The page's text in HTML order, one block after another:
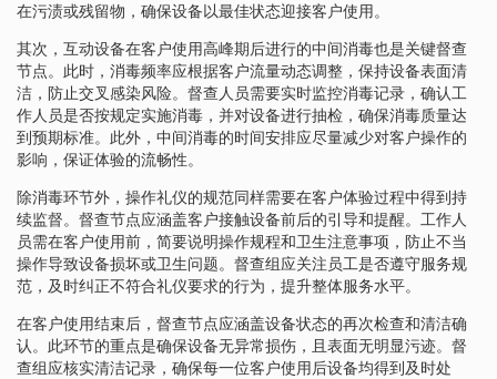
在污渍或残留物，确保设备以最佳状态迎接客户使用。
其次，互动设备在客户使用高峰期后进行的中间消毒也是关键督查
节点。此时，消毒频率应根据客户流量动态调整，保持设备表面清
洁，防止交叉感染风险。督查人员需要实时监控消毒记录，确认工
作人员是否按规定实施消毒，并对设备进行抽检，确保消毒质量达
到预期标准。此外，中间消毒的时间安排应尽量减少对客户操作的
影响，保证体验的流畅性。
除消毒环节外，操作礼仪的规范同样需要在客户体验过程中得到持
续监督。督查节点应涵盖客户接触设备前后的引导和提醒。工作人
员需在客户使用前，简要说明操作规程和卫生注意事项，防止不当
操作导致设备损坏或卫生问题。督查组应关注员工是否遵守服务规
范，及时纠正不符合礼仪要求的行为，提升整体服务水平。
在客户使用结束后，督查节点应涵盖设备状态的再次检查和清洁确
认。此环节的重点是确保设备无异常损伤，且表面无明显污迹。督
查组应核实清洁记录，确保每一位客户使用后设备均得到及时处